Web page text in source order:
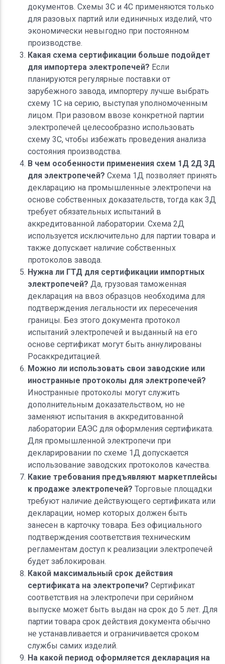
документов. Схемы 3С и 4С применяются только
для разовых партий или единичных изделий, что
экономически невыгодно при постоянном
производстве.
Какая схема сертификации больше подойдет
для импортера электропечей? Если
планируются регулярные поставки от
зарубежного завода, импортеру лучше выбрать
схему 1С на серию, выступая уполномоченным
лицом. При разовом ввозе конкретной партии
электропечей целесообразно использовать
схему 3С, чтобы избежать проведения анализа
состояния производства.
В чем особенности применения схем 1Д 2Д 3Д
для электропечей? Схема 1Д позволяет принять
декларацию на промышленные электропечи на
основе собственных доказательств, тогда как 3Д
требует обязательных испытаний в
аккредитованной лаборатории. Схема 2Д
используется исключительно для партии товара и
также допускает наличие собственных
протоколов завода.
Нужна ли ГТД для сертификации импортных
электропечей? Да, грузовая таможенная
декларация на ввоз образцов необходима для
подтверждения легальности их пересечения
границы. Без этого документа протокол
испытаний электропечей и выданный на его
основе сертификат могут быть аннулированы
Росаккредитацией.
Можно ли использовать свои заводские или
иностранные протоколы для электропечей?
Иностранные протоколы могут служить
дополнительным доказательством, но не
заменяют испытания в аккредитованной
лаборатории ЕАЭС для оформления сертификата.
Для промышленной электропечи при
декларировании по схеме 1Д допускается
использование заводских протоколов качества.
Какие требования предъявляют маркетплейсы
к продаже электропечей? Торговые площадки
требуют наличие действующего сертификата или
декларации, номер которых должен быть
занесен в карточку товара. Без официального
подтверждения соответствия техническим
регламентам доступ к реализации электропечей
будет заблокирован.
Какой максимальный срок действия
сертификата на электропечи? Сертификат
соответствия на электропечи при серийном
выпуске может быть выдан на срок до 5 лет. Для
партии товара срок действия документа обычно
не устанавливается и ограничивается сроком
службы самих изделий.
На какой период оформляется декларация на